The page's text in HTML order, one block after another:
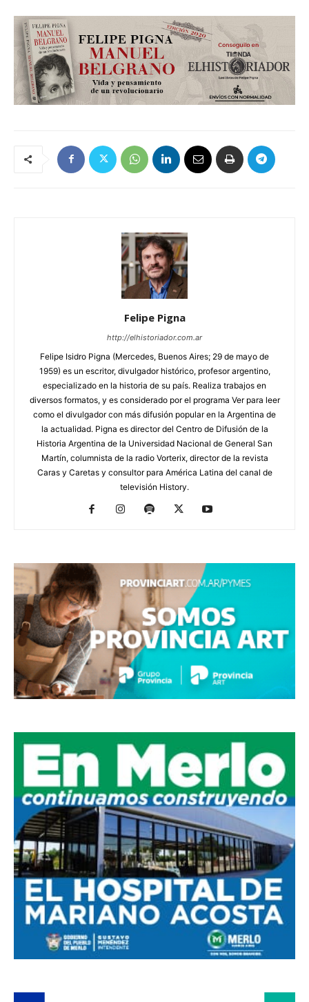
Felipe Pigna
http://elhistoriador.com.ar
Felipe Isidro Pigna (Mercedes, Buenos Aires; 29 de mayo de
1959) es un escritor, divulgador histórico, profesor argentino,
especializado en la historia de su país. Realiza trabajos en
diversos formatos, y es considerado por el programa Ver para leer
como el divulgador con más difusión popular en la Argentina de
la actualidad. Pigna es director del Centro de Difusión de la
Historia Argentina de la Universidad Nacional de General San
Martín, columnista de la radio Vorterix, director de la revista
Caras y Caretas y consultor para América Latina del canal de
televisión History.